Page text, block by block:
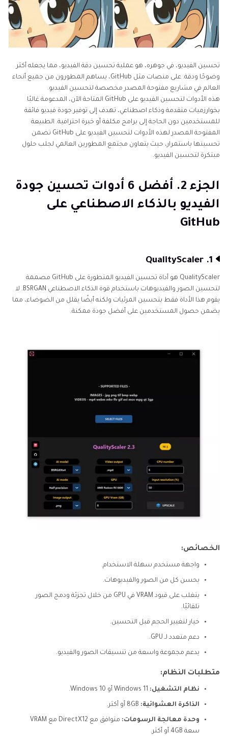
هاندبريك
تحسين
الفيديو
بالذكاء
تحسين
MP4
بالذكاء
الفيديو
بالذكاء
الاصطناعي
الاصطناعي
أجهزة
تحسين
الفيديو
بالذكاء
الاصطناعي
مكبرات
الفيديو
بالذكاء
الاصطناعي
الفيديوهات
ذات
الخلاصة
تحسين الفيديو، في جوهره، هو عملية تحسين دقة الفيديو، مما يجعله أكثر
وضوحًا ودقة. على منصات مثل GitHub، يساهم المطورون من جميع أنحاء
العالم في مشاريع مفتوحة المصدر مخصصة لتحسين الفيديو.
هذه الأدوات لتحسين الفيديو على GitHub المتاحة الآن، المدعومة غالبًا
بخوارزميات متقدمة وذكاء اصطناعي، تهدف إلى توفير جودة فيديو فائقة
للمستخدمين دون الحاجة إلى برامج مكلفة أو خبرة احترافية. الطبيعة
المفتوحة المصدر لهذه الأدوات لتحسين الفيديو على GitHub تضمن
تحسينها باستمرار، حيث يتعاون مجتمع المطورين العالمي لجلب حلول
مبتكرة لتحسين الفيديو.
الجزء 2. أفضل 6 أدوات تحسين جودة
الفيديو بالذكاء الاصطناعي على
GitHub
1. QualityScaler
QualityScaler هو أداة تحسين الفيديو المتطورة على GitHub مصممة
لتحسين الصور والفيديوهات باستخدام قوة الذكاء الاصطناعي BSRGAN. لا
يقوم هذا الأداة فقط بتحسين المرئيات ولكنه أيضًا يقلل من الضوضاء، مما
يضمن حصول المستخدمين على أفضل جودة ممكنة.
الخصائص:
واجهة مستخدم سهلة الاستخدام.
يحسن كل من الصور والفيديوهات.
يتغلب على قيود VRAM في GPU من خلال تجزئة ودمج الصور
تلقائيًا.
خيار لتغيير الحجم قبل التحسين.
دعم متعدد لـ GPU.
يدعم مجموعة واسعة من تنسيقات الصور والفيديو.
متطلبات النظام:
نظام التشغيل:
الذاكرة العشوائية:
وحدة معالجة الرسومات:
متوافق مع DirectX12 مع VRAM
سعة 4GB أو أكثر.